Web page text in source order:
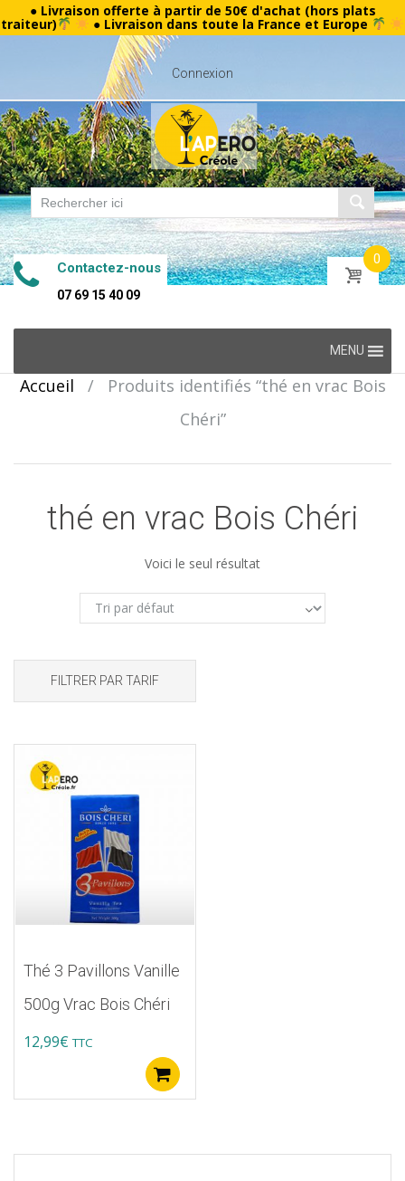
● Livraison offerte à partir de 50€ d'achat (hors plats
traiteur) ● Livraison dans toute la France et Europe
Connexion
Contactez-nous
07 69 15 40 09
0
content
MENU
Accueil /
Produits identifiés “thé en vrac Bois
Chéri”
thé en vrac Bois Chéri
Voici le seul résultat
FILTRER PAR TARIF
Thé 3 Pavillons Vanille
500g Vrac Bois Chéri
12,99€ TTC